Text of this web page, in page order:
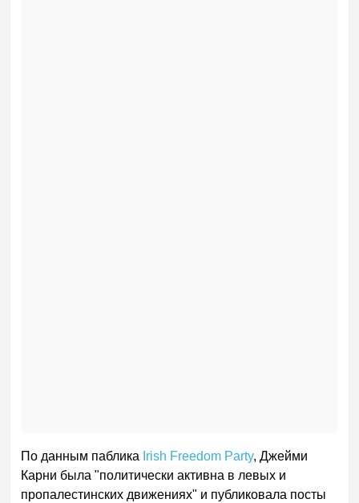
По данным паблика Irish Freedom Party, Джейми
Карни была "политически активна в левых и
пропалестинских движениях" и публиковала посты